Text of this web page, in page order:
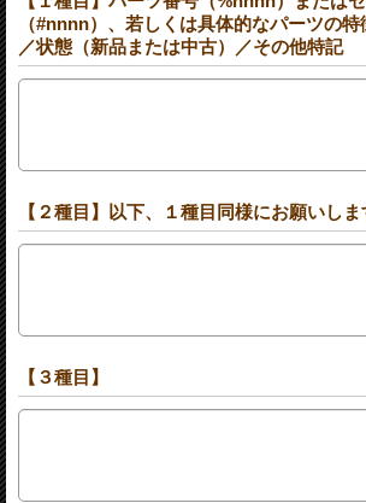
（#nnnn）、若しくは具体的なパーツの
／状態（新品または中古）／その他特記
【２種目】以下、１種目同様にお願いしま
【３種目】